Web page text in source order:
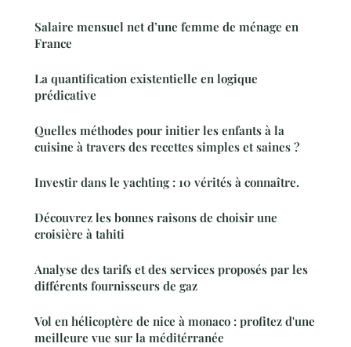
Salaire mensuel net d’une femme de ménage en
France
La quantification existentielle en logique
prédicative
Quelles méthodes pour initier les enfants à la
cuisine à travers des recettes simples et saines ?
Investir dans le yachting : 10 vérités à connaître.
Découvrez les bonnes raisons de choisir une
croisière à tahiti
Analyse des tarifs et des services proposés par les
différents fournisseurs de gaz
Vol en hélicoptère de nice à monaco : profitez d'une
meilleure vue sur la méditérranée